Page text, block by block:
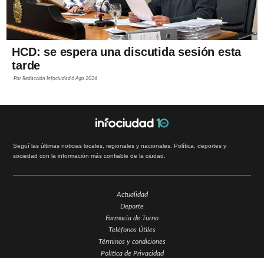
HCD: se espera una discutida sesión esta
tarde
PorRedacción Infociudad6 Ago 2026
Seguí las últimas noticias locales, regionales y nacionales. Política, deportes y
sociedad con la información más confiable de la ciudad.
Actualidad
Deporte
Farmacia de Turno
Teléfonos Útiles
Términos y condiciones
Política de Privacidad